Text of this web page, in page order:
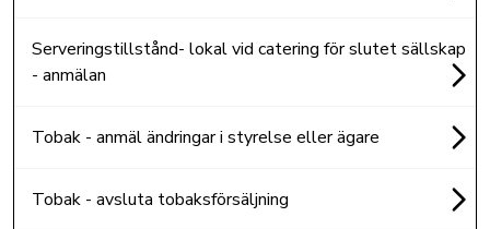
Serveringstillstånd- lokal vid catering för slutet sällskap
- anmälan
Tobak - anmäl ändringar i styrelse eller ägare
Tobak - avsluta tobaksförsäljning